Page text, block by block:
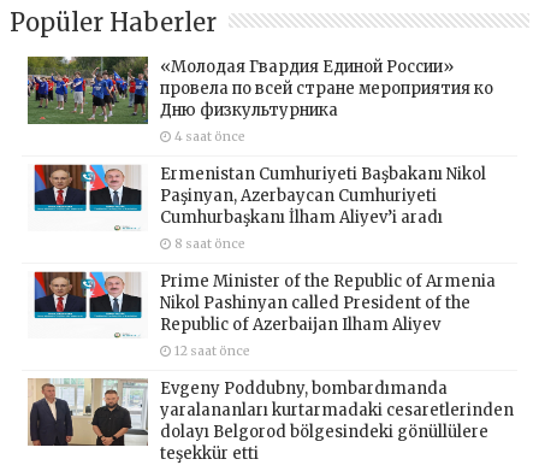
Popüler Haberler
«Молодая Гвардия Единой России»
провела по всей стране мероприятия ко
Дню физкультурника
4 saat önce
Ermenistan Cumhuriyeti Başbakanı Nikol
Paşinyan, Azerbaycan Cumhuriyeti
Cumhurbaşkanı İlham Aliyev’i aradı
8 saat önce
Prime Minister of the Republic of Armenia
Nikol Pashinyan called President of the
Republic of Azerbaijan Ilham Aliyev
12 saat önce
Evgeny Poddubny, bombardımanda
yaralananları kurtarmadaki cesaretlerinden
dolayı Belgorod bölgesindeki gönüllülere
teşekkür etti